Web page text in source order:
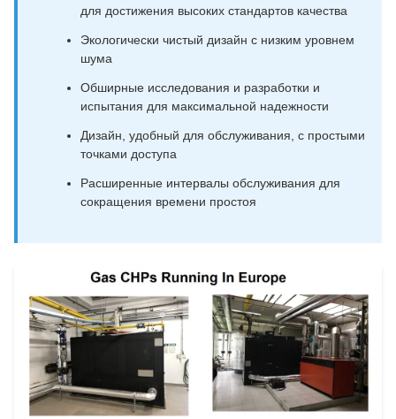
для достижения высоких стандартов качества
Экологически чистый дизайн с низким уровнем
шума
Обширные исследования и разработки и
испытания для максимальной надежности
Дизайн, удобный для обслуживания, с простыми
точками доступа
Расширенные интервалы обслуживания для
сокращения времени простоя